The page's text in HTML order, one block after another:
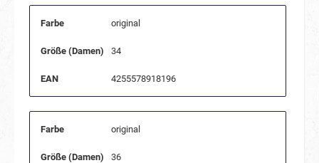
Farbe original
Größe (Damen) 34
EAN 4255578918196
Farbe original
Größe (Damen) 36